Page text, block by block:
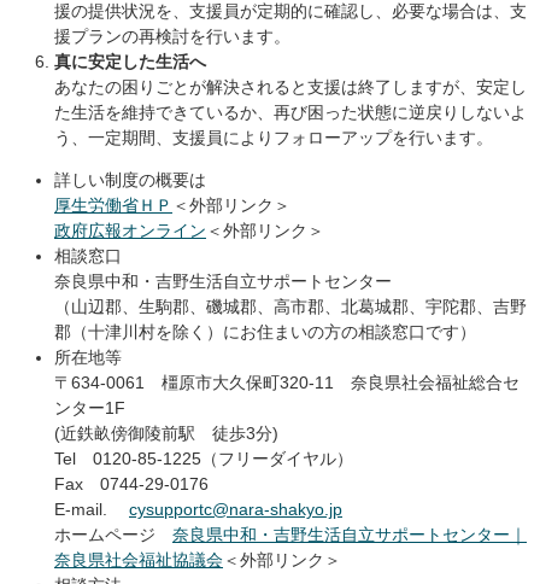
援の提供状況を、支援員が定期的に確認し、必要な場合は、支
援プランの再検討を行います。
真に安定した生活へ
あなたの困りごとが解決されると支援は終了しますが、安定し
た生活を維持できているか、再び困った状態に逆戻りしないよ
う、一定期間、支援員によりフォローアップを行います。
詳しい制度の概要は
厚生労働省ＨＰ ＜外部リンク＞
政府広報オンライン ＜外部リンク＞
相談窓口
奈良県中和・吉野生活自立サポートセンター
（山辺郡、生駒郡、磯城郡、高市郡、北葛城郡、宇陀郡、吉野
郡（十津川村を除く）にお住まいの方の相談窓口です）
所在地等
〒634-0061 橿原市大久保町320-11 奈良県社会福祉総合セ
ンター1F
(近鉄畝傍御陵前駅 徒歩3分)
Tel 0120-85-1225（フリーダイヤル）
Fax 0744-29-0176
E-mail. cysupportc@nara-shakyo.jp
ホームページ 奈良県中和・吉野生活自立サポートセンター｜
奈良県社会福祉協議会​＜外部リンク＞